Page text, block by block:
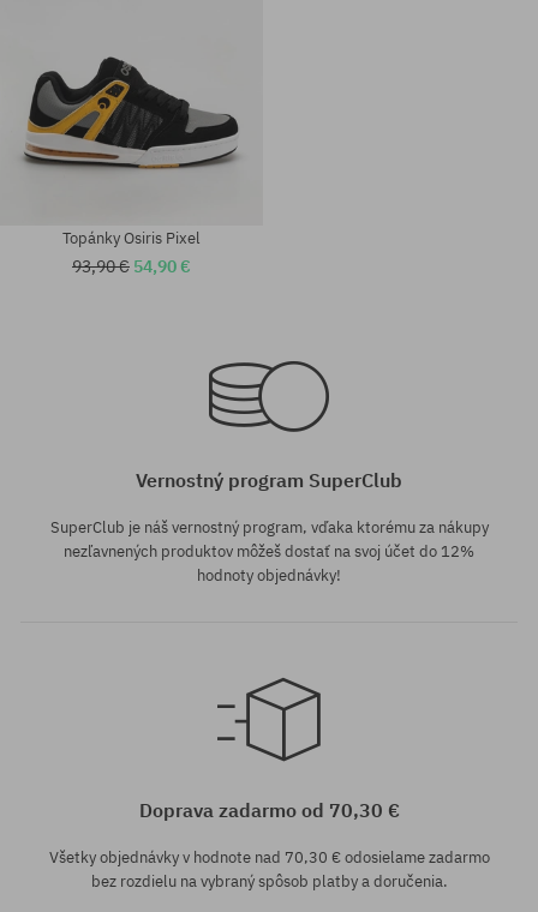
47
Topánky Osiris Pixel
93,90 € 54,90 €
Vernostný program SuperClub
SuperClub je náš vernostný program, vďaka ktorému za nákupy
nezľavnených produktov môžeš dostať na svoj účet do 12%
hodnoty objednávky!
Doprava zadarmo od 70,30 €
Všetky objednávky v hodnote nad 70,30 € odosielame zadarmo
bez rozdielu na vybraný spôsob platby a doručenia.